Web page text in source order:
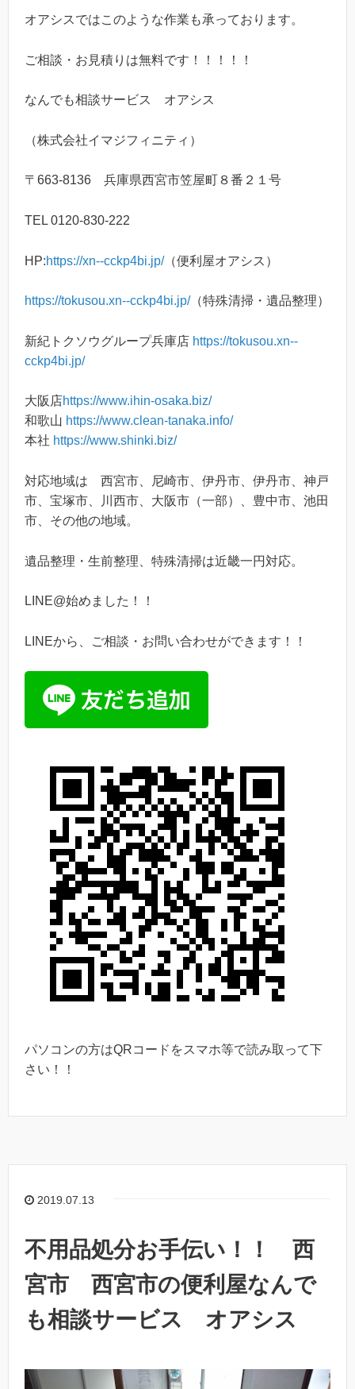
オアシスではこのような作業も承っております。
ご相談・お見積りは無料です！！！！！
なんでも相談サービス オアシス
（株式会社イマジフィニティ）
〒663-8136 兵庫県西宮市笠屋町８番２１号
TEL 0120-830-222
HP:https://xn--cckp4bi.jp/（便利屋オアシス）
https://tokusou.xn--cckp4bi.jp/（特殊清掃・遺品整理）
新紀トクソウグループ兵庫店 https://tokusou.xn--
cckp4bi.jp/
大阪店https://www.ihin-osaka.biz/
和歌山 https://www.clean-tanaka.info/
本社 https://www.shinki.biz/
対応地域は 西宮市、尼崎市、伊丹市、伊丹市、神戸
市、宝塚市、川西市、大阪市（一部）、豊中市、池田
市、その他の地域。
遺品整理・生前整理、特殊清掃は近畿一円対応。
LINE@始めました！！
LINEから、ご相談・お問い合わせができます！！
パソコンの方はQRコードをスマホ等で読み取って下
さい！！
2019.07.13
不用品処分お手伝い！！ 西
宮市 西宮市の便利屋なんで
も相談サービス オアシス